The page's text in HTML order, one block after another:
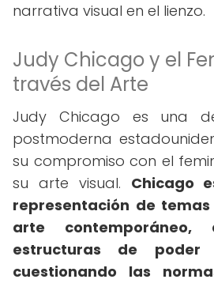
narrativa visual en el lienzo.
Judy Chicago y el
través del Arte
Judy Chicago es una
postmoderna
su compromiso con el
su arte visual. Chicago
representación de
arte contemporáneo,
estructuras de poder
cuestionando las